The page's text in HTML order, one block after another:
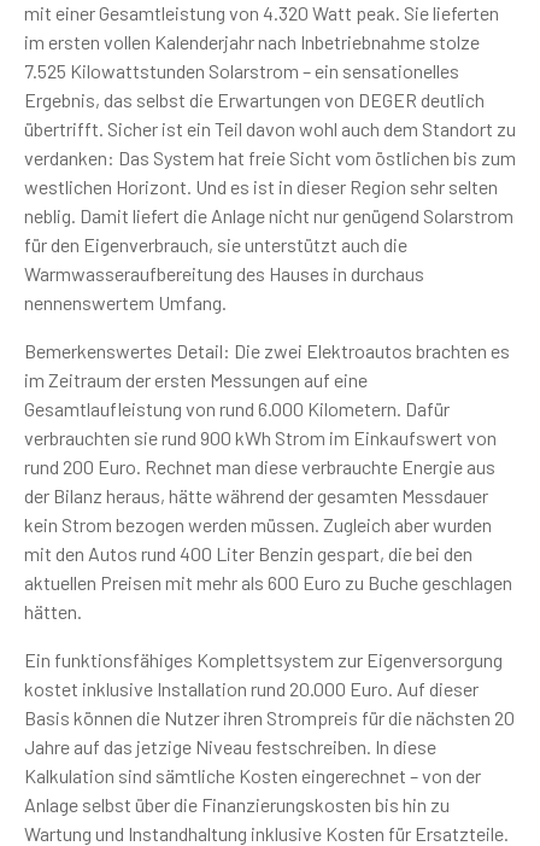
mit einer Gesamtleistung von 4.320 Watt peak. Sie lieferten
im ersten vollen Kalenderjahr nach Inbetriebnahme stolze
7.525 Kilowattstunden Solarstrom – ein sensationelles
Ergebnis, das selbst die Erwartungen von DEGER deutlich
übertrifft. Sicher ist ein Teil davon wohl auch dem Standort zu
verdanken: Das System hat freie Sicht vom östlichen bis zum
westlichen Horizont. Und es ist in dieser Region sehr selten
neblig. Damit liefert die Anlage nicht nur genügend Solarstrom
für den Eigenverbrauch, sie unterstützt auch die
Warmwasseraufbereitung des Hauses in durchaus
nennenswertem Umfang.
Bemerkenswertes Detail: Die zwei Elektroautos brachten es
im Zeitraum der ersten Messungen auf eine
Gesamtlaufleistung von rund 6.000 Kilometern. Dafür
verbrauchten sie rund 900 kWh Strom im Einkaufswert von
rund 200 Euro. Rechnet man diese verbrauchte Energie aus
der Bilanz heraus, hätte während der gesamten Messdauer
kein Strom bezogen werden müssen. Zugleich aber wurden
mit den Autos rund 400 Liter Benzin gespart, die bei den
aktuellen Preisen mit mehr als 600 Euro zu Buche geschlagen
hätten.
Ein funktionsfähiges Komplettsystem zur Eigenversorgung
kostet inklusive Installation rund 20.000 Euro. Auf dieser
Basis können die Nutzer ihren Strompreis für die nächsten 20
Jahre auf das jetzige Niveau festschreiben. In diese
Kalkulation sind sämtliche Kosten eingerechnet – von der
Anlage selbst über die Finanzierungskosten bis hin zu
Wartung und Instandhaltung inklusive Kosten für Ersatzteile.